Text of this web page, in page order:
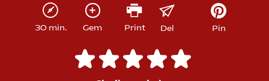
30 min. Gem Print Del Pin